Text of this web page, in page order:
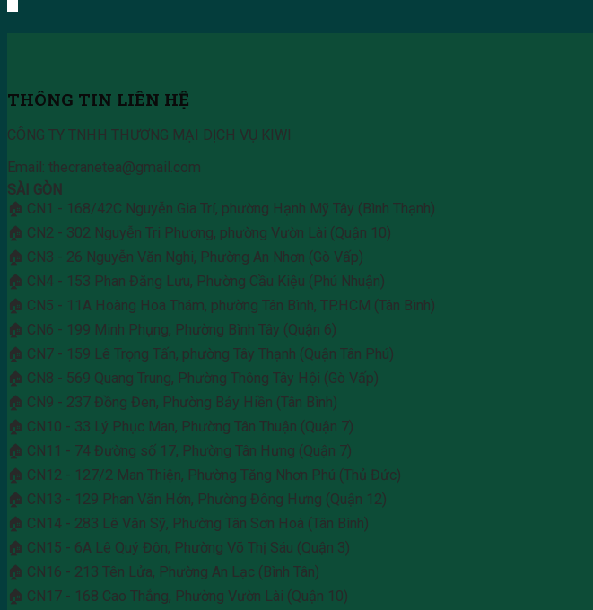
THÔNG TIN LIÊN HỆ
CÔNG TY TNHH THƯƠNG MẠI DỊCH VỤ KIWI
Email: thecranetea@gmail.com
SÀI GÒN
🏠 CN1 - 168/42C Nguyễn Gia Trí, phường Hạnh Mỹ Tây (Bình Thạnh)
🏠 CN2 - 302 Nguyễn Tri Phương, phường Vườn Lài (Quận 10)
🏠 CN3 - 26 Nguyễn Văn Nghi, Phường An Nhơn (Gò Vấp)
🏠 CN4 - 153 Phan Đăng Lưu, Phường Cầu Kiệu (Phú Nhuận)
🏠 CN5 - 11A Hoàng Hoa Thám, phường Tân Bình, TP.HCM (Tân Bình)
🏠 CN6 - 199 Minh Phụng, Phường Bình Tây (Quận 6)
🏠 CN7 - 159 Lê Trọng Tấn, phường Tây Thạnh (Quận Tân Phú)
🏠 CN8 - 569 Quang Trung, Phường Thông Tây Hội (Gò Vấp)
🏠 CN9 - 237 Đồng Đen, Phường Bảy Hiền (Tân Bình)
🏠 CN10 - 33 Lý Phục Man, Phường Tân Thuận (Quận 7)
🏠 CN11 - 74 Đường số 17, Phường Tân Hưng (Quận 7)
🏠 CN12 - 127/2 Man Thiện, Phường Tăng Nhơn Phú (Thủ Đức)
🏠 CN13 - 129 Phan Văn Hớn, Phường Đông Hưng (Quận 12)
🏠 CN14 - 283 Lê Văn Sỹ, Phường Tân Sơn Hoà (Tân Bình)
🏠 CN15 - 6A Lê Quý Đôn, Phường Võ Thị Sáu (Quận 3)
🏠 CN16 - 213 Tên Lửa, Phường An Lạc (Bình Tân)
🏠 CN17 - 168 Cao Thắng, Phường Vườn Lài (Quận 10)